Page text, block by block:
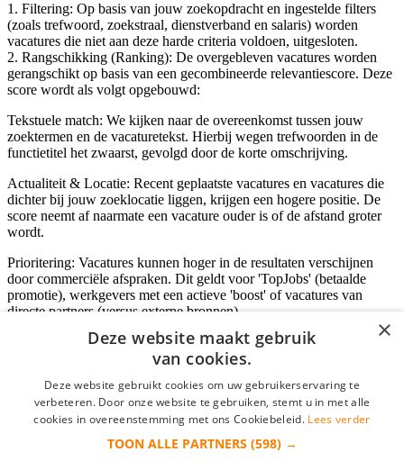
1. Filtering: Op basis van jouw zoekopdracht en ingestelde filters
(zoals trefwoord, zoekstraal, dienstverband en salaris) worden
vacatures die niet aan deze harde criteria voldoen, uitgesloten.
2. Rangschikking (Ranking): De overgebleven vacatures worden
gerangschikt op basis van een gecombineerde relevantiescore. Deze
score wordt als volgt opgebouwd:
Tekstuele match: We kijken naar de overeenkomst tussen jouw
zoektermen en de vacaturetekst. Hierbij wegen trefwoorden in de
functietitel het zwaarst, gevolgd door de korte omschrijving.
Actualiteit & Locatie: Recent geplaatste vacatures en vacatures die
dichter bij jouw zoeklocatie liggen, krijgen een hogere positie. De
score neemt af naarmate een vacature ouder is of de afstand groter
wordt.
Prioritering: Vacatures kunnen hoger in de resultaten verschijnen
door commerciële afspraken. Dit geldt voor 'TopJobs' (betaalde
promotie), werkgevers met een actieve 'boost' of vacatures van
directe partners (versus externe bronnen).
Inloggen als bedrijf
*
×
Deze website maakt gebruik
van cookies.
Deze website gebruikt cookies om uw gebruikerservaring te
verbeteren. Door onze website te gebruiken, stemt u in met alle
cookies in overeenstemming met ons Cookiebeleid. Lees verder
TOON ALLE PARTNERS (598) →